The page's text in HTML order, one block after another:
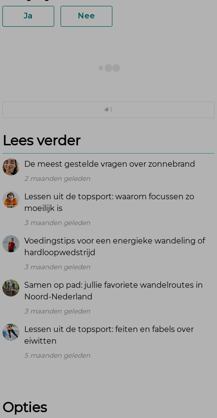
1
Lees verder
De meest gestelde vragen over zonnebrand
2 maanden geleden
Lessen uit de topsport: waarom focussen zo
moeilijk is
3 maanden geleden
Voedingstips voor een energieke wandeling of
hardloopwedstrijd
3 maanden geleden
Samen op pad: jullie favoriete wandelroutes in
Noord-Nederland
3 maanden geleden
Lessen uit de topsport: feiten en fabels over
eiwitten
5 maanden geleden
Opties